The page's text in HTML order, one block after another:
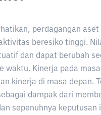
perdagangan
beresiko tinggi.
dan dapat berubah
waktu. Kinerja pada
kinerja di masa depan.
dampak dari
sepenuhnya keputusan